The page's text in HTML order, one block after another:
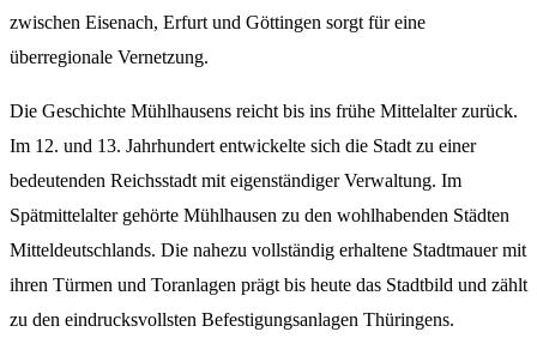
zwischen Eisenach, Erfurt und Göttingen sorgt für eine
überregionale Vernetzung.
Die Geschichte Mühlhausens reicht bis ins frühe Mittelalter zurück.
Im 12. und 13. Jahrhundert entwickelte sich die Stadt zu einer
bedeutenden Reichsstadt mit eigenständiger Verwaltung. Im
Spätmittelalter gehörte Mühlhausen zu den wohlhabenden Städten
Mitteldeutschlands. Die nahezu vollständig erhaltene Stadtmauer mit
ihren Türmen und Toranlagen prägt bis heute das Stadtbild und zählt
zu den eindrucksvollsten Befestigungsanlagen Thüringens.